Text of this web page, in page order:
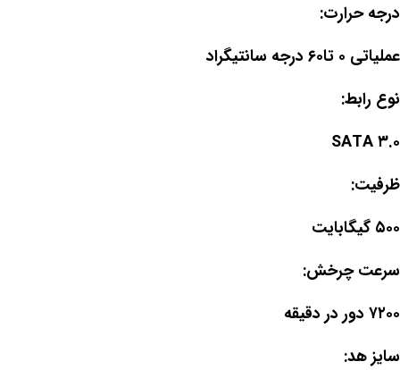
درجه حرارت:
عملیاتی ۰ تا۶۰ درجه سانتیگراد
نوع رابط:
SATA ۳.۰
ظرفیت:
۵۰۰ گیگابایت
سرعت چرخش:
۷۲۰۰ دور در دقیقه
سایز هد: